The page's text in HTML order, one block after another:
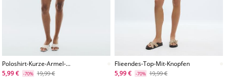
Poloshirt-Kurze-Armel-
Doppelgewebe
5,99 € -70% 19,99 €
Flieendes-Top-Mit-Knopfen
5,99 €
-70% 19,99 €